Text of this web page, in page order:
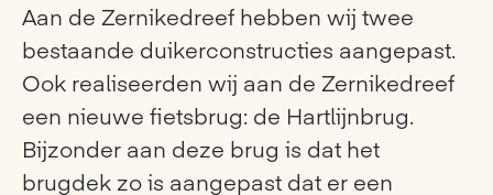
Aan de Zernikedreef hebben wij twee
bestaande duikerconstructies aangepast.
Ook realiseerden wij aan de Zernikedreef
een nieuwe fietsbrug: de Hartlijnbrug.
Bijzonder aan deze brug is dat het
brugdek zo is aangepast dat er een